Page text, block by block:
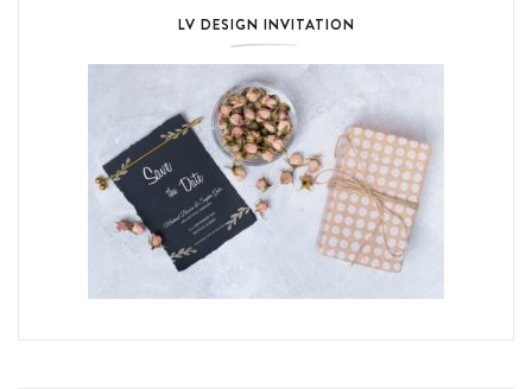
LV DESIGN INVITATION